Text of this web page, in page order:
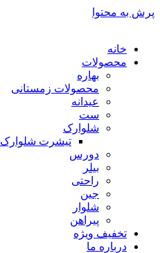
پرش به محتوا
خانه
محصولات
بهاره
محصولات زمستانی
عیدانه
ست
شلوارک
تیشرت شلوارک
دورس
بیلر
راحتی
جین
شلوار
پیراهن
تخفیف ویژه
درباره ما